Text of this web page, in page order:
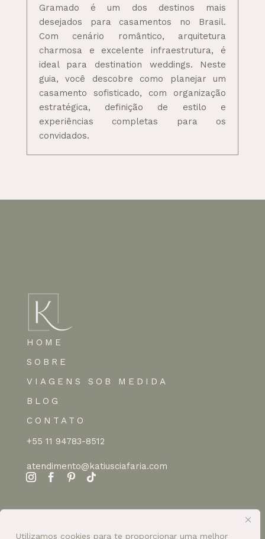
Utilizamos cookies para te proporcionar uma melhor
Gramado é um dos destinos mais
desejados para casamentos no Brasil.
Com cenário romântico, arquitetura
charmosa e excelente infraestrutura, é
ideal para destination weddings. Neste
guia, você descobre como planejar um
casamento sofisticado, com organização
estratégica, definição de estilo e
experiências completas para os
convidados.
HOME
SOBRE
VIAGENS SOB MEDIDA
BLOG
CONTATO
+55 11 94783-8512
atendimento@katiusciafaria.com